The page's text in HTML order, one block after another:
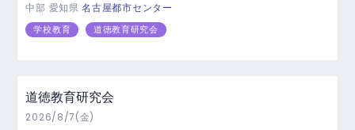
中部 愛知県名古屋都市センター
学校教育 道徳教育研究会
道徳教育研究会
2026/8/7(金)